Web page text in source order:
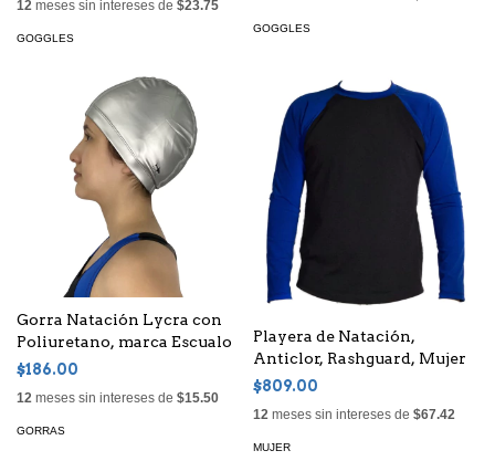
12 meses sin intereses de $23.75
GOGGLES
GOGGLES
Gorra Natación Lycra con
Poliuretano, marca Escualo
$186.00
12 meses sin intereses de $15.50
GORRAS
Playera de Natación,
Anticlor, Rashguard, Mujer
$809.00
12 meses sin intereses de $67.42
MUJER